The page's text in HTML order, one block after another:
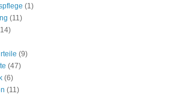
(1)
(11)
(9)
(47)
(6)
(11)